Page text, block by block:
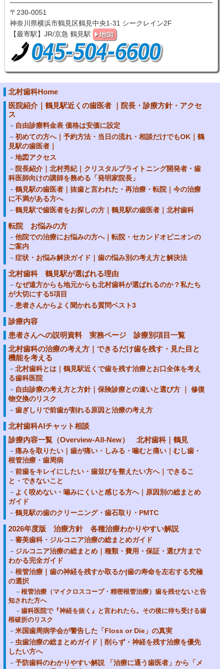
〒230-0051
神奈川県横浜市鶴見区鶴見中央1-31 シークレイン2F
【最寄駅】JR/京急 鶴見駅
北村歯科Home
医院紹介｜鶴見駅近くの歯医者 ｜院長・診療方針・アクセ
ス
自由診療料金表 価格は安価に設定
初めての方へ｜予約方法・当日の流れ・相談だけでもOK｜鶴
見駅の歯医者｜
地図アクセス
院長紹介｜北村秀紀｜クリスタルブライトニング開発者・歯
科医師向けの講師を務める「発明家院長」
鶴見駅の歯医者｜抜歯と言われた・再治療・転院｜今の治療
に不満がある方へ
鶴見駅で歯医者をお探しの方｜鶴見駅の歯医者｜北村歯科
転院 お悩みの方
他院での治療にお悩みの方へ｜転院・セカンドオピニオンの
ご案内
症状・お悩み解決ガイド｜歯の悩み別の考え方と解決法
北村歯科 鶴見駅が選ばれる理由
なぜ遠方からも地元からも北村歯科が選ばれるのか？私たち
が大切にする5項目
患者さんからよく聞かれる質問ベスト3
診療内容
患者さんへの説明資料 実務ページ 診療別項目一覧
北村歯科の治療の考え方｜できるだけ歯を残す・見た目と
機能を考える
北村歯科とは｜鶴見駅近くで歯を残す治療とお口全体を考え
る歯科医院
自由診療の考え方と方針｜保険診療との違いと選び方 ｜ 修復
物交換のリスク
歯ぎしりで前歯が割れる原因と治療の考え方
北村歯科AIチャット相談
診療内容一覧（Overview-All-New） 北村歯科｜鶴見
痛みを取りたい｜歯が痛い・しみる・噛むと痛い｜むし歯・
根管治療・歯周病
前歯をキレイにしたい・歯並びを整えたい方へ｜できるこ
と・できないこと
よく咬めない・噛みにくいと感じる方へ｜原因別の総まとめ
ガイド
鶴見駅の歯のクリーニング・歯石取り・PMTC
2026年度版 治療方針 各種治療わかりやすい解説
審美歯科・ジルコニア治療の総まとめガイド
ジルコニア治療の総まとめ｜種類・費用・保証・選び方まで
わかる完全ガイド
根管治療｜歯の神経を残すか取るか|歯の寿命を左右する究極
の選択
根管治療（マイクロスコープ・精密根管治療）歯を残せないと告
知された方へ
歯科医院で『神経を抜く』と言われたら。その後に待ち受ける歯
根破折のリスク
米国歯周病学会が警告した「Floss or Die」の真実
虫歯治療の総まとめガイド｜削らず・神経を残す治療を優先
したい方へ
予防歯科のわかりやすい解説 「治療に通う歯医者」から「メ